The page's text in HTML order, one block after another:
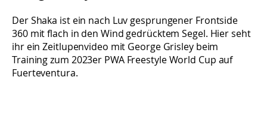
Der Shaka ist ein nach Luv gesprungener Frontside
360 mit flach in den Wind gedrücktem Segel. Hier seht
ihr ein Zeitlupenvideo mit George Grisley beim
Training zum 2023er PWA Freestyle World Cup auf
Fuerteventura.